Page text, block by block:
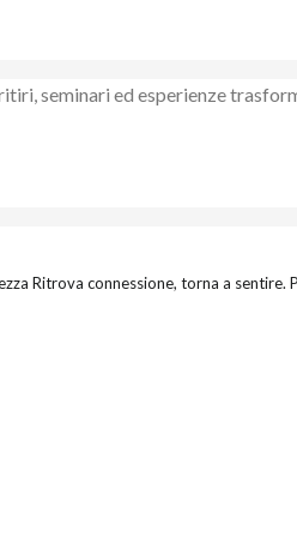
seminari ed esperienze
Ritrova connessione, torna a sentire.